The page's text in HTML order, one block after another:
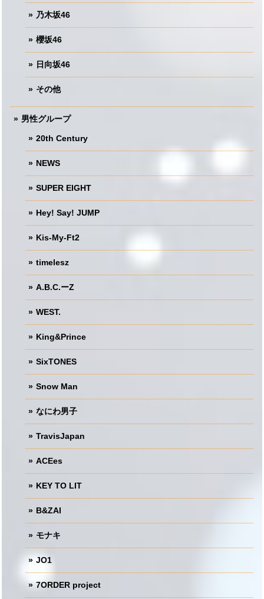
乃木坂46
櫻坂46
日向坂46
その他
男性グループ
20th Century
NEWS
SUPER EIGHT
Hey! Say! JUMP
Kis-My-Ft2
timelesz
A.B.C.ーZ
WEST.
King&Prince
SixTONES
Snow Man
なにわ男子
TravisJapan
ACEes
KEY TO LIT
B&ZAI
モナキ
JO1
7ORDER project